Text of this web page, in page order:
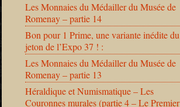
Les Monnaies du Médailler du Musée de
Romenay – partie 14
Bon pour 1 Prime, une variante inédite du
jeton de l’Expo 37 ! :
Les Monnaies du Médailler du Musée de
Romenay – partie 13
Héraldique et Numismatique – Les
Couronnes murales (partie 4 – Le Premier